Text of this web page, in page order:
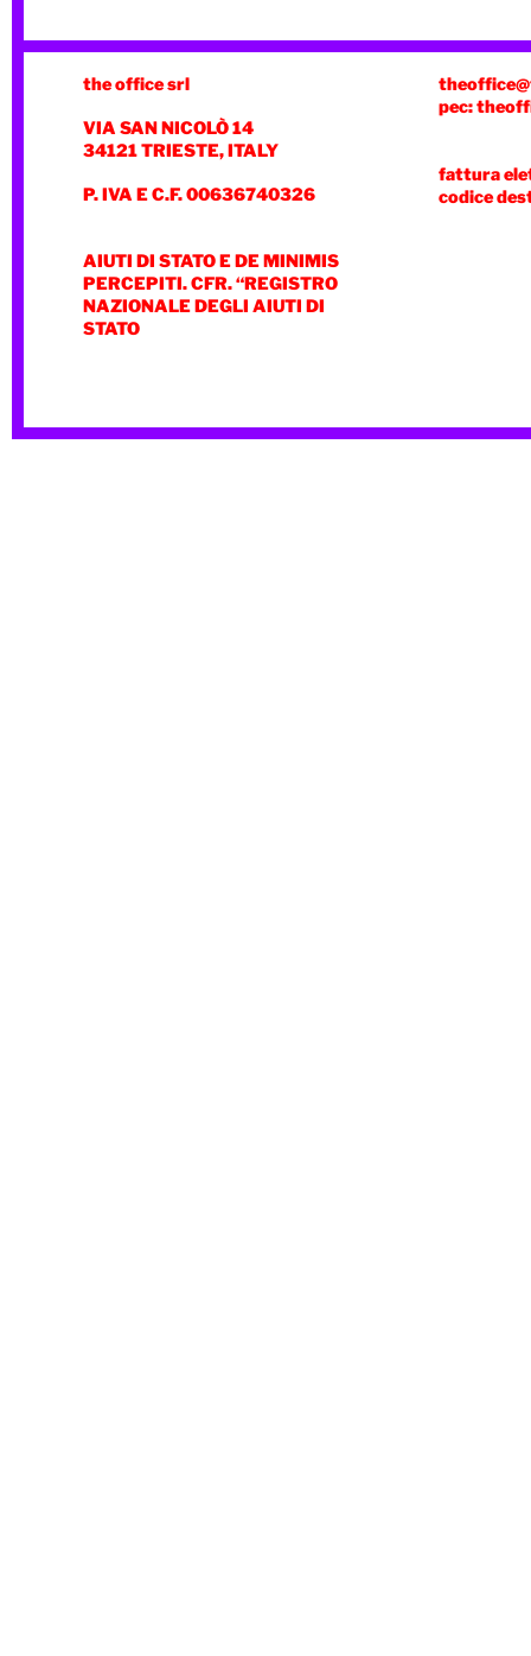
the office srl
VIA SAN NICOLÒ 14
34121 TRIESTE, ITALY
P. IVA E C.F. 00636740326
AIUTI DI STATO E DE MINIMIS
PERCEPITI. CFR. “REGISTRO
NAZIONALE DEGLI AIUTI DI
STATO
pec:
fattura
codice